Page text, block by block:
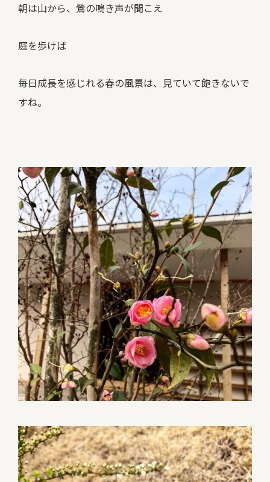
朝は山から、鶯の鳴き声が聞こえ
庭を歩けば
毎日成長を感じれる春の風景は、見ていて飽きないで
すね。